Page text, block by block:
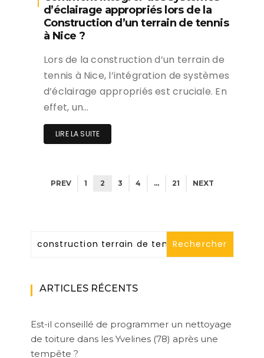
d’éclairage appropriés lors de la
Construction d’un terrain de tennis
à Nice ?
Lors de la construction d’un terrain de
tennis à Nice, l’intégration de systèmes
d’éclairage appropriés est cruciale. En
effet, un…
LIRE LA SUITE
PREV 1 2 3 4 … 21 NEXT
ARTICLES RÉCENTS
Est-il conseillé de programmer un nettoyage
de toiture dans les Yvelines (78) après une
tempête ?